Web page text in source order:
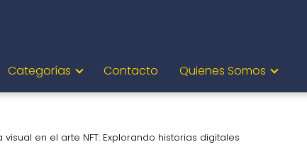
Categorías Contacto Quienes Somos
visual en el arte NFT: Explorando historias digitales